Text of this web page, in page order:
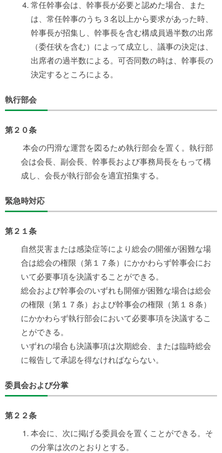
常任幹事会は、幹事長が必要と認めた場合、また
は、常任幹事のうち３名以上から要求があった時、
幹事長が招集し、幹事長を含む構成員過半数の出席
（委任状を含む）によって成立し、議事の決定は、
出席者の過半数による。可否同数の時は、幹事長の
決定するところによる。
執行部会
第２０条
本会の円滑な運営を図るため執行部会を置く。執行部
会は会長、副会長、幹事長および事務局長をもって構
成し、会長が執行部会を適宜招集する。
緊急時対応
第２１条
自然災害または感染症等により総会の開催が困難な場
合は総会の権限（第１７条）にかかわらず幹事会にお
いて必要事項を決議することができる。
総会および幹事会のいずれも開催が困難な場合は総会
の権限（第１７条）および幹事会の権限（第１８条）
にかかわらず執行部会において必要事項を決議するこ
とができる。
いずれの場合も決議事項は次期総会、または臨時総会
に報告して承認を得なければならない。
委員会および分掌
第２２条
本会に、次に掲げる委員会を置くことができる。そ
の分掌は次のとおりとする。